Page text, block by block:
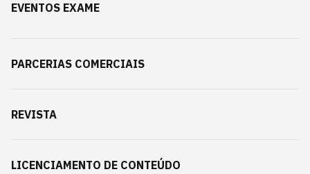
EVENTOS EXAME
PARCERIAS COMERCIAIS
REVISTA
LICENCIAMENTO DE CONTEÚDO